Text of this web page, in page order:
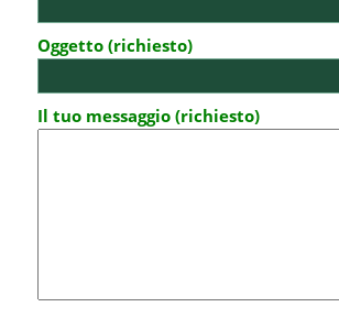
Oggetto (richiesto)
Il tuo messaggio (richiesto)